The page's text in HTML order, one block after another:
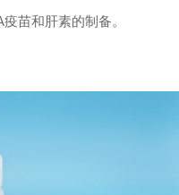
苗和肝素的制备。